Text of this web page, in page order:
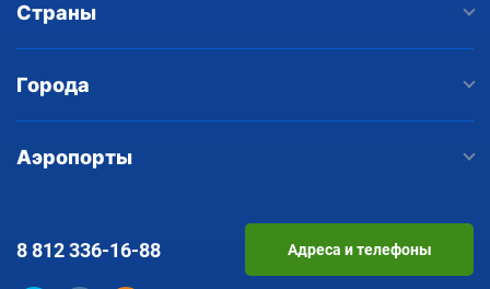
Страны
Города
Аэропорты
8 812336-16-88 Адреса и телефоны